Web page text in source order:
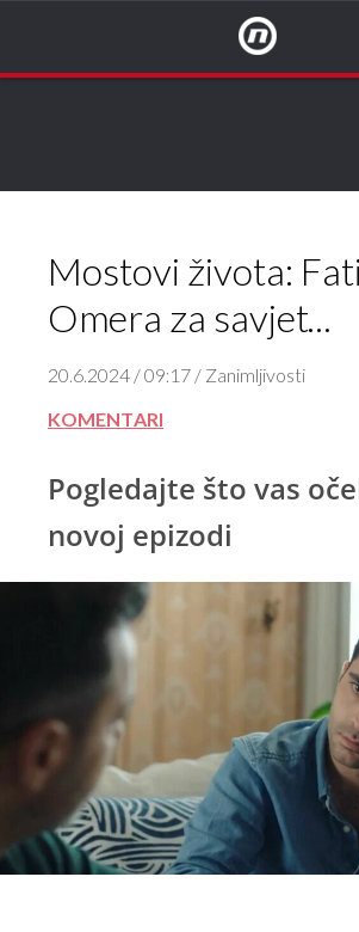
Mostovi života:
Omera za savjet...
20.6.2024 / 09:17 / Zanimljivosti
KOMENTARI
Pogledajte što vas
novoj epizodi